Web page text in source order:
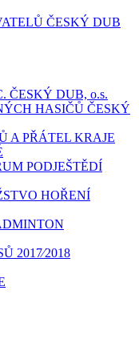
ČESKÝ DUB
ČESKÝ DUB, o.s.
HASIČŮ ČESKÝ
A PŘÁTEL KRAJE
PODJEŠTĚDÍ
HOŘENÍ
2017⁄2018